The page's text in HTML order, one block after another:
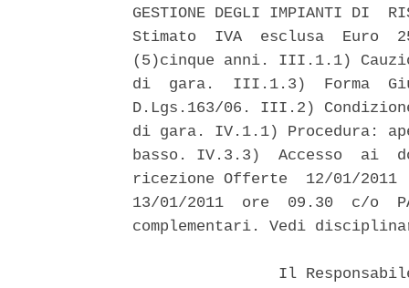
GESTIONE DEGLI IMPIANTI DI
Stimato  IVA  esclusa  Euro
(5)cinque anni. III.1.1)
di  gara.  III.1.3)  Forma
D.Lgs.163/06. III.2)
di gara. IV.1.1) Procedura:
basso. IV.3.3)  Accesso  ai
ricezione Offerte  12/01/
13/01/2011  ore  09.30  c/o
complementari. Vedi
Il